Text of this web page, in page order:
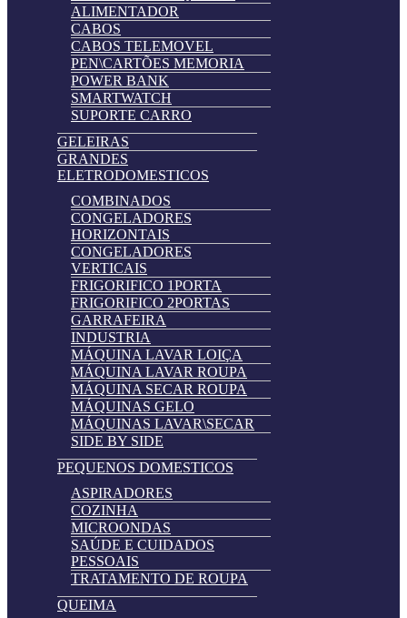
ALIMENTADOR
CABOS
CABOS TELEMOVEL
PEN\CARTÕES MEMORIA
POWER BANK
SMARTWATCH
SUPORTE CARRO
GELEIRAS
GRANDES
ELETRODOMESTICOS
COMBINADOS
CONGELADORES
HORIZONTAIS
CONGELADORES
VERTICAIS
FRIGORIFICO 1PORTA
FRIGORIFICO 2PORTAS
GARRAFEIRA
INDUSTRIA
MÁQUINA LAVAR LOIÇA
MÁQUINA LAVAR ROUPA
MÁQUINA SECAR ROUPA
MÁQUINAS GELO
MÁQUINAS LAVAR\SECAR
SIDE BY SIDE
PEQUENOS DOMESTICOS
ASPIRADORES
COZINHA
MICROONDAS
SAÚDE E CUIDADOS
PESSOAIS
TRATAMENTO DE ROUPA
QUEIMA